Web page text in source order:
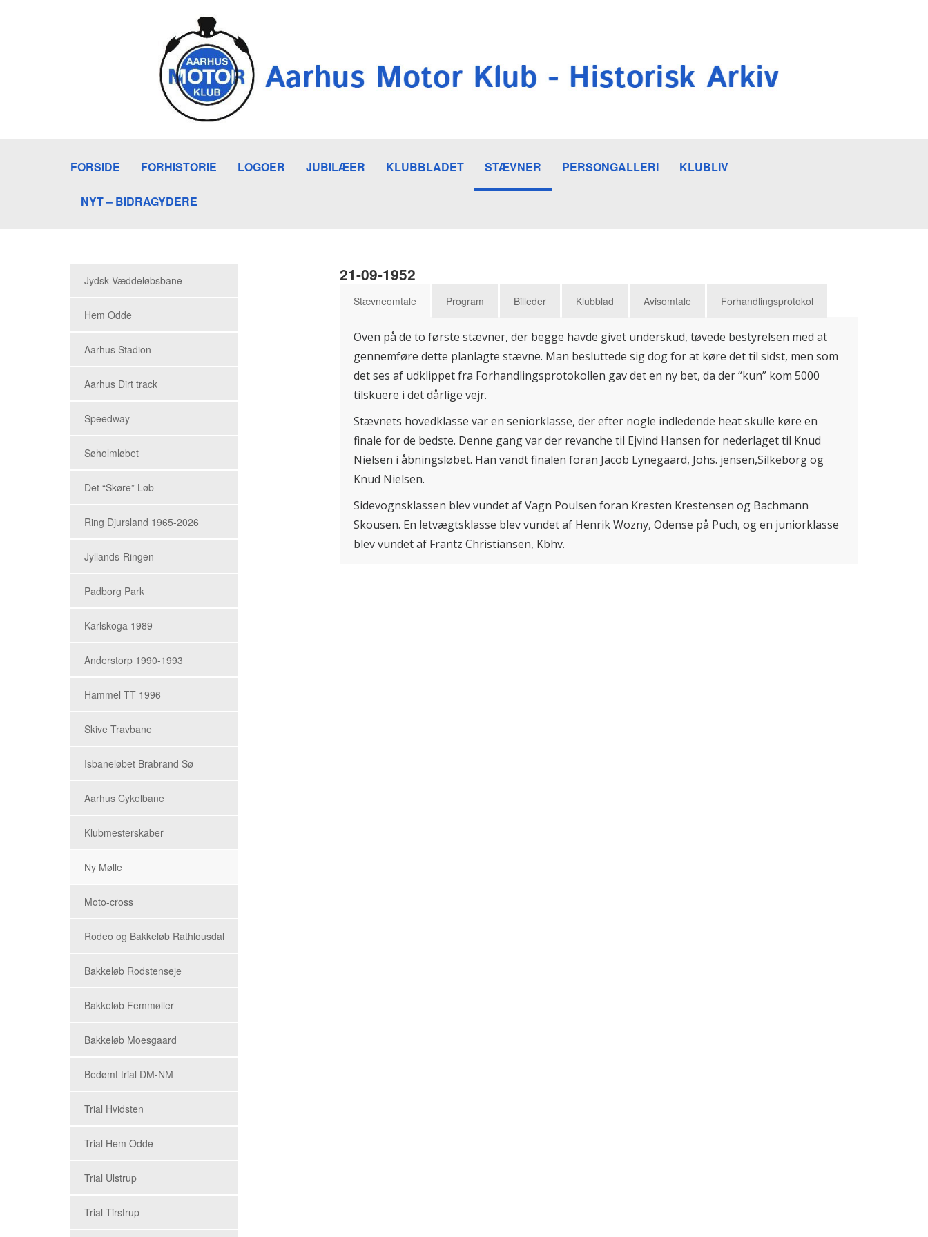
FORSIDE FORHISTORIE LOGOER JUBILÆER KLUBBLADET STÆVNER PERSONGALLERI KLUBLIV
NYT – BIDRAGYDERE
Jydsk Væddeløbsbane
Hem Odde
Aarhus Stadion
Aarhus Dirt track
Speedway
Søholmløbet
Det “Skøre” Løb
Ring Djursland 1965-2026
Jyllands-Ringen
Padborg Park
Karlskoga 1989
Anderstorp 1990-1993
Hammel TT 1996
Skive Travbane
Isbaneløbet Brabrand Sø
Aarhus Cykelbane
Klubmesterskaber
Ny Mølle
Moto-cross
Rodeo og Bakkeløb Rathlousdal
Bakkeløb Rodstenseje
Bakkeløb Femmøller
Bakkeløb Moesgaard
Bedømt trial DM-NM
Trial Hvidsten
Trial Hem Odde
Trial Ulstrup
Trial Tirstrup
21-09-1952
Stævneomtale Program Billeder Klubblad Avisomtale Forhandlingsprotokol
Oven på de to første stævner, der begge havde givet underskud, tøvede bestyrelsen med at
gennemføre dette planlagte stævne. Man besluttede sig dog for at køre det til sidst, men som
det ses af udklippet fra Forhandlingsprotokollen gav det en ny bet, da der “kun” kom 5000
tilskuere i det dårlige vejr.
Stævnets hovedklasse var en seniorklasse, der efter nogle indledende heat skulle køre en
finale for de bedste. Denne gang var der revanche til Ejvind Hansen for nederlaget til Knud
Nielsen i åbningsløbet. Han vandt finalen foran Jacob Lynegaard, Johs. jensen,Silkeborg og
Knud Nielsen.
Sidevognsklassen blev vundet af Vagn Poulsen foran Kresten Krestensen og Bachmann
Skousen. En letvægtsklasse blev vundet af Henrik Wozny, Odense på Puch, og en juniorklasse
blev vundet af Frantz Christiansen, Kbhv.